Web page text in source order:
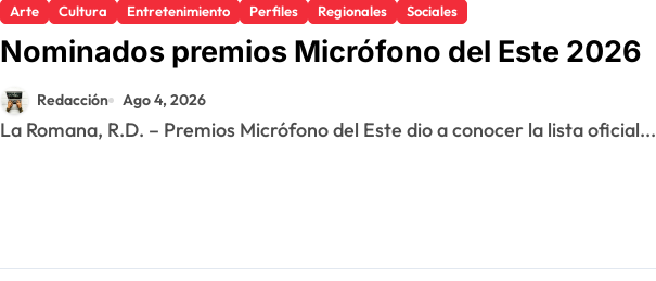
Arte Cultura Entretenimiento Perfiles Regionales Sociales
Nominados premios Micrófono del Este 2026
Redacción Ago 4, 2026
La Romana, R.D. – Premios Micrófono del Este dio a conocer la lista oficial...